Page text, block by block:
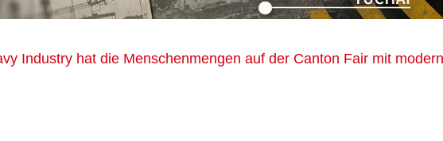
Industry hat die Menschenmengen auf der Canton Fair mit